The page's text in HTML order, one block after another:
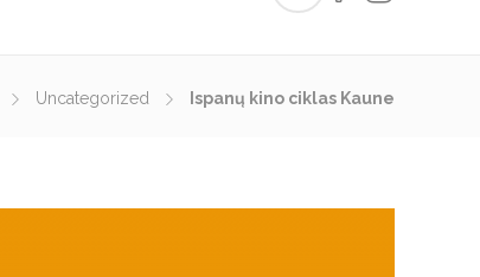
Uncategorized Ispanų kino ciklas Kaune